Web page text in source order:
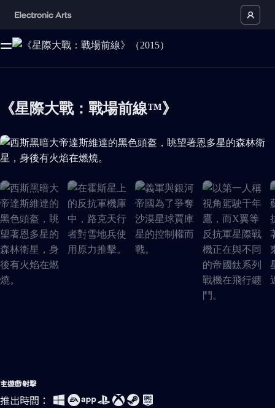
《星際大戰：戰場前線™》
西斯黑暗大帝達斯維達的黑色頭盔，眺望著恩多星的森林衛星
主遊戲射擊
推出時間：